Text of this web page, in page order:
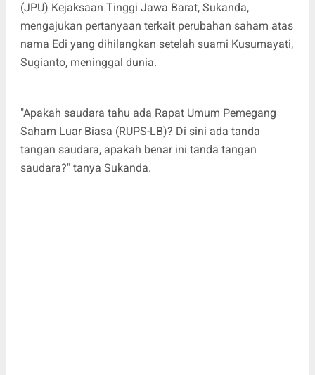
(JPU) Kejaksaan Tinggi Jawa Barat, Sukanda,
mengajukan pertanyaan terkait perubahan saham atas
nama Edi yang dihilangkan setelah suami Kusumayati,
Sugianto, meninggal dunia.
"Apakah saudara tahu ada Rapat Umum Pemegang
Saham Luar Biasa (RUPS-LB)? Di sini ada tanda
tangan saudara, apakah benar ini tanda tangan
saudara?" tanya Sukanda.